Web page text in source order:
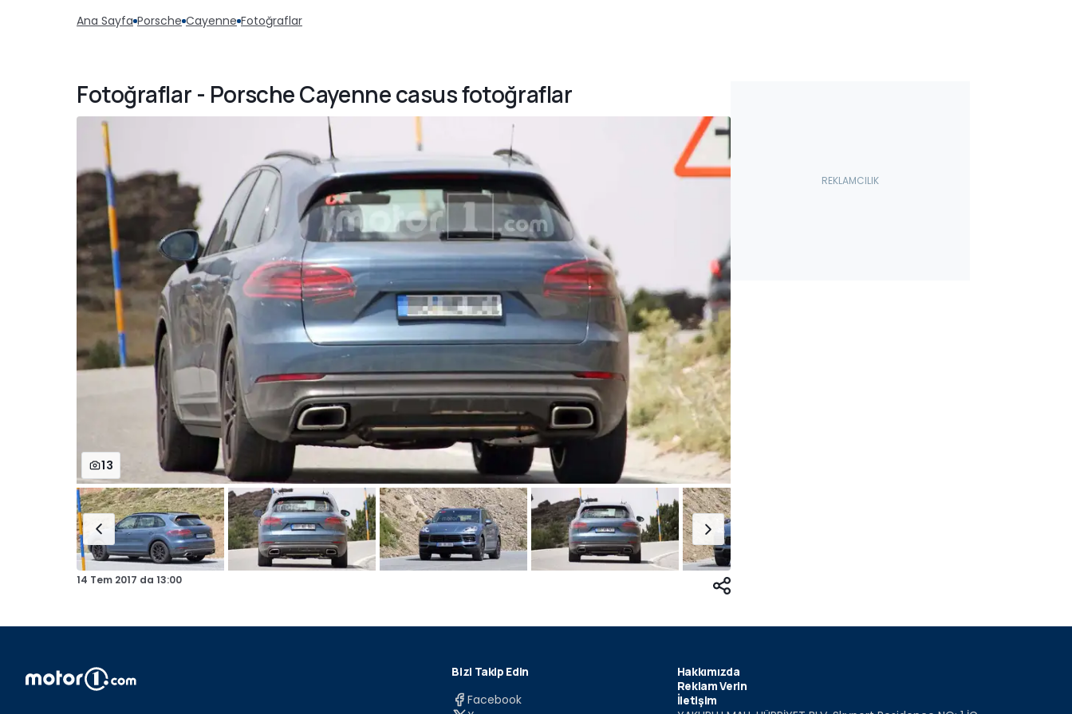
Ana Sayfa Porsche Cayenne Fotoğraflar
Fotoğraflar - Porsche Cayenne casus fotoğraflar
13
14 Tem 2017 da 13:00
Bizi Takip Edin
Facebook
Hakkımızda
Reklam Verin
İletişim